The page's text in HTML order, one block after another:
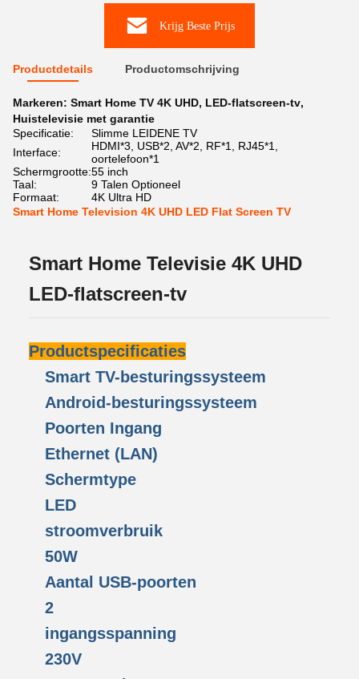
Krijg Beste Prijs
Productdetails Productomschrijving
Markeren: Smart Home TV 4K UHD, LED-flatscreen-tv,
Huistelevisie met garantie
Specificatie:
Slimme LEIDENE TV
Interface:
HDMI*3, USB*2, AV*2, RF*1, RJ45*1,
oortelefoon*1
Schermgrootte:55 inch
Taal:
9 Talen Optioneel
Formaat:
4K Ultra HD
Smart Home Television 4K UHD LED Flat Screen TV
Smart Home Televisie 4K UHD
LED-flatscreen-tv
Productspecificaties
Smart TV-besturingssysteem
Android-besturingssysteem
Poorten Ingang
Ethernet (LAN)
Schermtype
LED
stroomverbruik
50W
Aantal USB-poorten
2
ingangsspanning
230V